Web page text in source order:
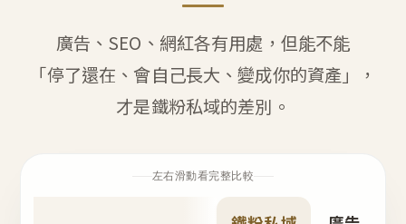
廣告、SEO、網紅各有用處，但能不能
「停了還在、會自己長大、變成你的資產」，
才是鐵粉私域的差別。
左右滑動看完整比較